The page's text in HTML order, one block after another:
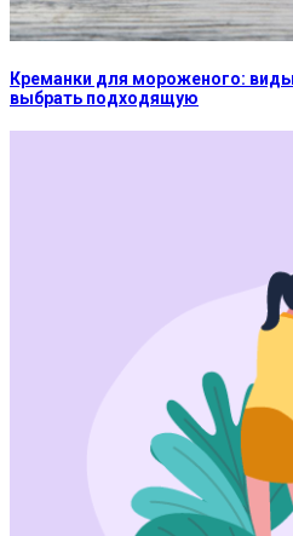
Креманки для мороженого:
выбрать подходящую